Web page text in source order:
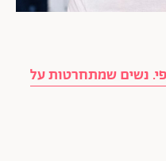
נשים שמתחרטות על